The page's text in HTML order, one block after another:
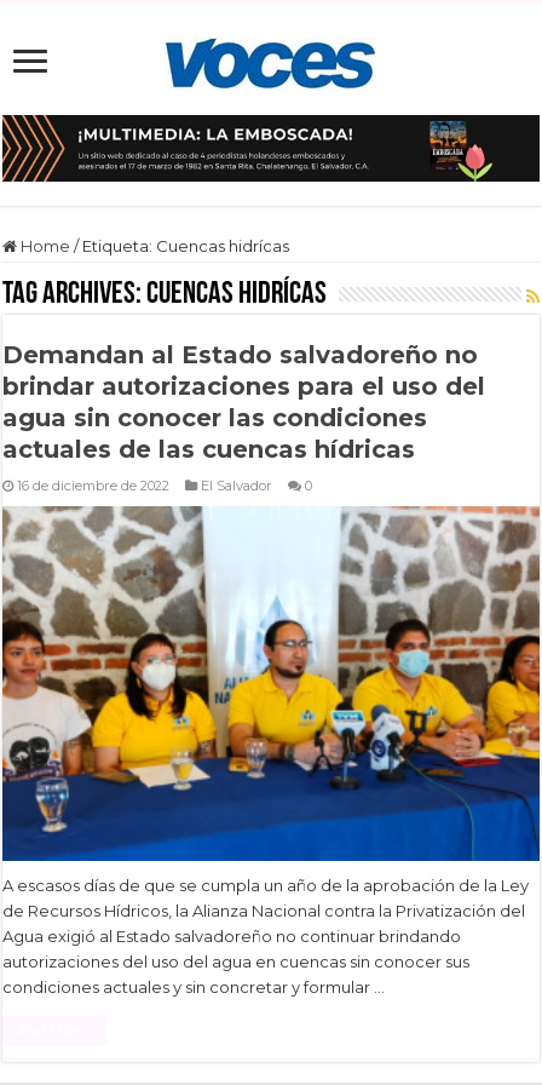
Home / Etiqueta: Cuencas hidrícas
Tag Archives:Cuencas hidrícas
Demandan al Estado salvadoreño no
brindar autorizaciones para el uso del
agua sin conocer las condiciones
actuales de las cuencas hídricas
16 de diciembre de 2022 El Salvador 0
A escasos días de que se cumpla un año de la aprobación de la Ley
de Recursos Hídricos, la Alianza Nacional contra la Privatización del
Agua exigió al Estado salvadoreño no continuar brindando
autorizaciones del uso del agua en cuencas sin conocer sus
condiciones actuales y sin concretar y formular …